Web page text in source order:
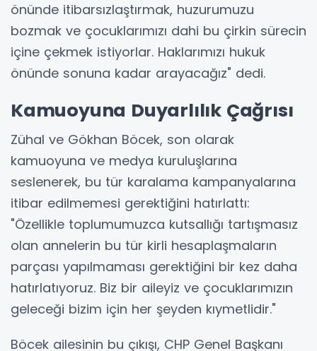
önünde itibarsızlaştırmak, huzurumuzu
bozmak ve çocuklarımızı dahi bu çirkin sürecin
içine çekmek istiyorlar. Haklarımızı hukuk
önünde sonuna kadar arayacağız" dedi.
Kamuoyuna Duyarlılık Çağrısı
Zühal ve Gökhan Böcek, son olarak
kamuoyuna ve medya kuruluşlarına
seslenerek, bu tür karalama kampanyalarına
itibar edilmemesi gerektiğini hatırlattı:
"Özellikle toplumumuzca kutsallığı tartışmasız
olan annelerin bu tür kirli hesaplaşmaların
parçası yapılmaması gerektiğini bir kez daha
hatırlatıyoruz. Biz bir aileyiz ve çocuklarımızın
geleceği bizim için her şeyden kıymetlidir."
Böcek ailesinin bu çıkışı, CHP Genel Başkanı